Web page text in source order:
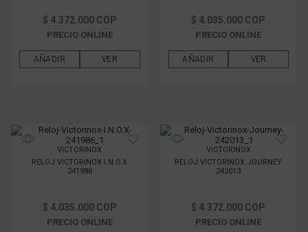
$ 4.372.000 COP
PRECIO ONLINE
AÑADIR VER
$ 4.035.000 COP
PRECIO ONLINE
AÑADIR VER
VICTORINOX
RELOJ VICTORINOX I.N.O.X
241986
$ 4.035.000 COP
PRECIO ONLINE
VICTORINOX
RELOJ VICTORINOX JOURNEY
242013
$ 4.372.000 COP
PRECIO ONLINE